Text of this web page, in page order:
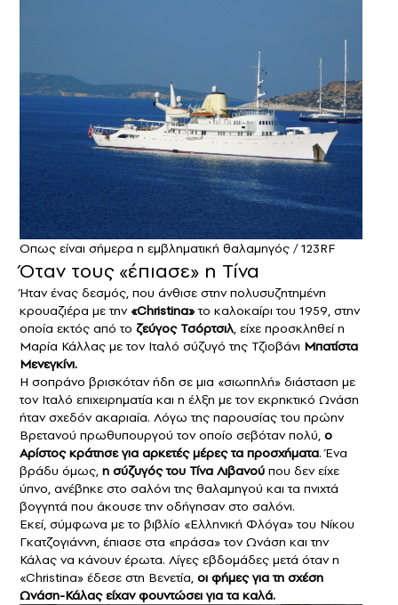
Οπως είναι σήμερα η εμβληματική θαλαμηγός / 123RF
Όταν τους «έπιασε» η Τίνα
Ήταν ένας δεσμός, που άνθισε στην πολυσυζητημένη
κρουαζιέρα με την «Christina»το καλοκαίρι του 1959, στην
οποία εκτός από το ζεύγος Τσόρτσιλ, είχε προσκληθεί η
Μαρία Κάλλας με τον Ιταλό σύζυγό της Τζιοβάνι Μπατίστα
Μενεγκίνι.
Η σοπράνο βρισκόταν ήδη σε μια «σιωπηλή» διάσταση με
τον Ιταλό επιχειρηματία και η έλξη με τον εκρηκτικό Ωνάση
ήταν σχεδόν ακαριαία. Λόγω της παρουσίας του πρώην
Βρετανού πρωθυπουργού τον οποίο σεβόταν πολύ, ο
Αρίστος κράτησε για αρκετές μέρες τα προσχήματα. Ένα
βράδυ όμως, η σύζυγός του Τίνα Λιβανού που δεν είχε
ύπνο, ανέβηκε στο σαλόνι της θαλαμηγού και τα πνιχτά
βογγητά που άκουσε την οδήγησαν στο σαλόνι.
Εκεί, σύμφωνα με το βιβλίο «Ελληνική Φλόγα» του Νίκου
Γκατζογιάννη, έπιασε στα «πράσα» τον Ωνάση και την
Κάλας να κάνουν έρωτα. Λίγες εβδομάδες μετά όταν η
«Christina» έδεσε στη Βενετία, οι φήμες για τη σχέση
Ωνάση-Κάλας είχαν φουντώσει για τα καλά.